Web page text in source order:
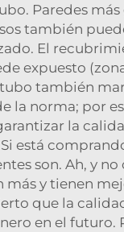
Paredes
también
El
expuesto
también
la norma; por
la
está
son. Ah, y
y tienen
que la
en el